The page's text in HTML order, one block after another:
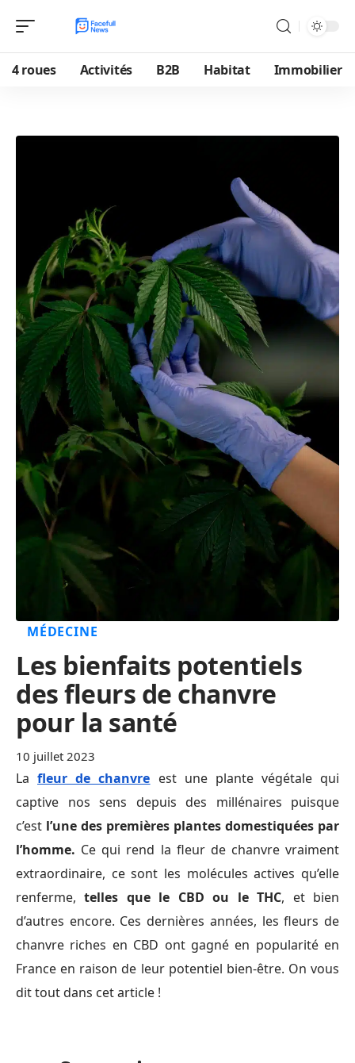
4 roues Activités B2B Habitat Immobilier
MÉDECINE
Les bienfaits potentiels
des fleurs de chanvre
pour la santé
10 juillet 2023
Lafleur de chanvre est une plante végétale qui
captive nos sens depuis des millénaires puisque
c’est l’une des premières plantes domestiquées par
l’homme. Ce qui rend la fleur de chanvre vraiment
extraordinaire, ce sont les molécules actives qu’elle
renferme,telles que le CBD ou le THC, et bien
d’autres encore. Ces dernières années, les fleurs de
chanvre riches en CBD ont gagné en popularité en
France en raison de leur potentiel bien-être. On vous
dit tout dans cet article !